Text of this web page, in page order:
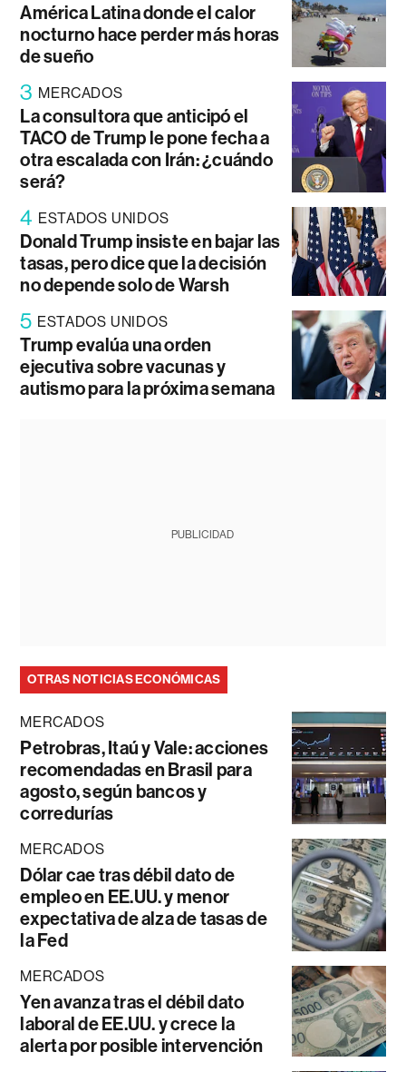
América Latina donde el calor
nocturno hace perder más horas
de sueño
3 MERCADOS
La consultora que anticipó el
TACO de Trump le pone fecha a
otra escalada con Irán: ¿cuándo
será?
4 ESTADOS UNIDOS
Donald Trump insiste en bajar las
tasas, pero dice que la decisión
no depende solo de Warsh
5 ESTADOS UNIDOS
Trump evalúa una orden
ejecutiva sobre vacunas y
autismo para la próxima semana
PUBLICIDAD
OTRAS NOTICIAS ECONÓMICAS
MERCADOS
Petrobras, Itaú y Vale: acciones
recomendadas en Brasil para
agosto, según bancos y
corredurías
MERCADOS
Dólar cae tras débil dato de
empleo en EE.UU. y menor
expectativa de alza de tasas de
la Fed
MERCADOS
Yen avanza tras el débil dato
laboral de EE.UU. y crece la
alerta por posible intervención